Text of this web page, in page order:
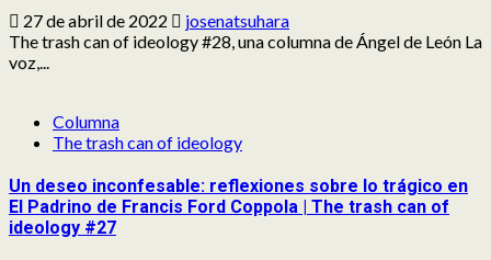
27 de abril de 2022
josenatsuhara
The trash can of ideology #28, una columna de Ángel de León La
voz,...
Columna
The trash can of ideology
Un deseo inconfesable: reflexiones sobre lo trágico en
El Padrino de Francis Ford Coppola | The trash can of
ideology #27